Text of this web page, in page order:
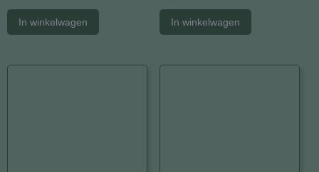
In winkelwagen In winkelwagen